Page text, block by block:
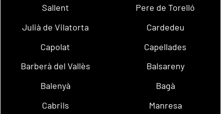
Sallent
Pere de Torelló
Julià de Vilatorta
Cardedeu
Capolat
Capellades
Barberà del Vallès
Balsareny
Balenyà
Bagà
Cabrils
Manresa